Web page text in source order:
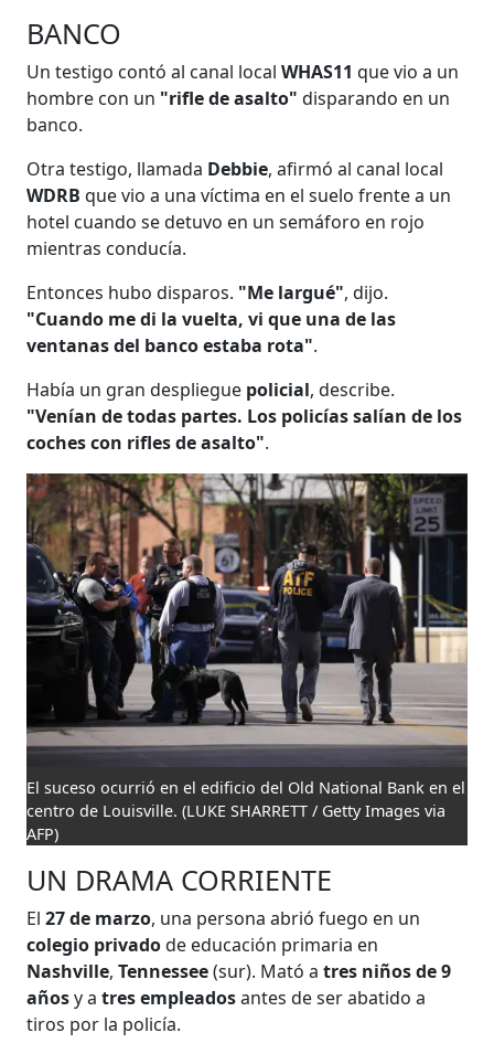
BANCO
Un testigo contó al canal localWHAS11 que vio a un
hombre con un "rifle de asalto" disparando en un
banco.
Otra testigo, llamada Debbie, afirmó al canal local
WDRB que vio a una víctima en el suelo frente a un
hotel cuando se detuvo en un semáforo en rojo
mientras conducía.
Entonces hubo disparos. "Me largué", dijo.
"Cuando me di la vuelta, vi que una de las
ventanas del banco estaba rota".
Había un gran despliegue policial, describe.
"Venían de todas partes. Los policías salían de los
coches con rifles de asalto".
El suceso ocurrió en el edificio del Old National Bank en el
centro de Louisville. (LUKE SHARRETT / Getty Images via
AFP)
UN DRAMA CORRIENTE
El27 de marzo, una persona abrió fuego en un
colegio privadode educación primaria en
Nashville,Tennessee(sur). Mató atres niños de 9
añosy atres empleadosantes de ser abatido a
tiros por la policía.